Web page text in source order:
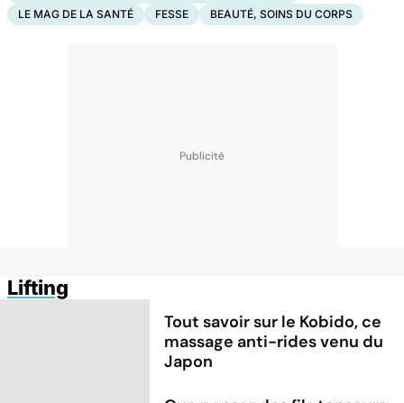
LE MAG DE LA SANTÉ FESSE BEAUTÉ, SOINS DU CORPS
Lifting
Tout savoir sur le Kobido, ce
massage anti-rides venu du
Japon